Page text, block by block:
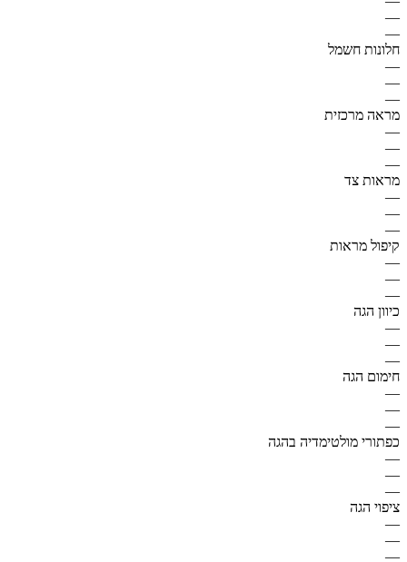
—
—
חלונות חשמל
—
—
—
מראה מרכזית
—
—
—
מראות צד
—
—
—
קיפול מראות
—
—
—
כיוון הגה
—
—
—
חימום הגה
—
—
—
כפתורי מולטימדיה בהגה
—
—
—
ציפוי הגה
—
—
—